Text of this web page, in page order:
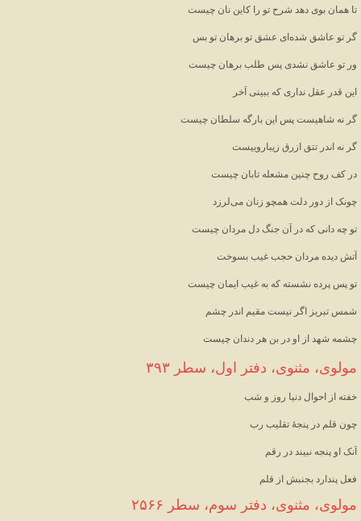
تا همان بوی دهد شرح تو را کاین نان چیست
گر تو عاشق شده‌ای عشق تو برهان تو بس
ور تو عاشق نشدی پس طلب برهان چیست
این قدر عقل نداری که ببینی آخر
گر نه شاهیست پس این بارگه سلطان چیست
گر نه اندر تتق ازرق زیباروییست
در کف روح چنین مشعله تابان چیست
چونک از دور دلت همچو زنان می‌لرزد
تو چه دانی که در آن جنگ دل مردان چیست
آتش دیده مردان حجب غیب بسوخت
تو پس پرده نشسته که به غیب ایمان چیست
شمس تبریز اگر نیست مقیم اندر چشم
چشمه شهد از او در بن هر دندان چیست
مولوی، مثنوی، دفتر اول، سطر ۳۹۳
خفته از احوال دنیا روز و شب
چون قلم در پنجهٔ تقلیب رب
آنک او پنجه نبیند در رقم
فعل پندارد بجنبش از قلم
مولوی، مثنوی، دفتر سوم، سطر ۲۵۶۶